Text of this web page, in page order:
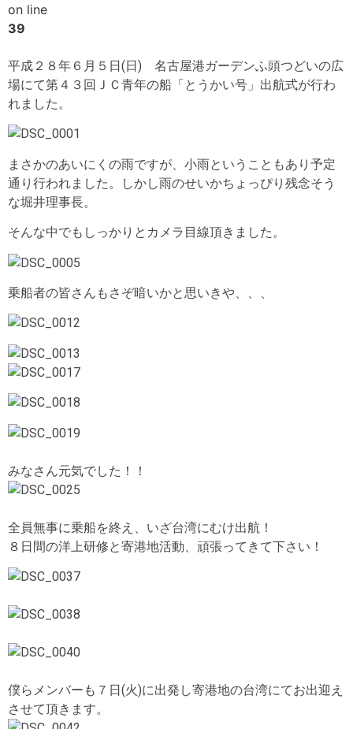
on line
39
平成２８年６月５日(日) 名古屋港ガーデンふ頭つどいの広
場にて第４３回ＪＣ青年の船「とうかい号」出航式が行わ
れました。
まさかのあいにくの雨ですが、小雨ということもあり予定
通り行われました。しかし雨のせいかちょっぴり残念そう
な堀井理事長。
そんな中でもしっかりとカメラ目線頂きました。
乗船者の皆さんもさぞ暗いかと思いきや、、、
みなさん元気でした！！
全員無事に乗船を終え、いざ台湾にむけ出航！
８日間の洋上研修と寄港地活動、頑張ってきて下さい！
僕らメンバーも７日(火)に出発し寄港地の台湾にてお出迎え
させて頂きます。